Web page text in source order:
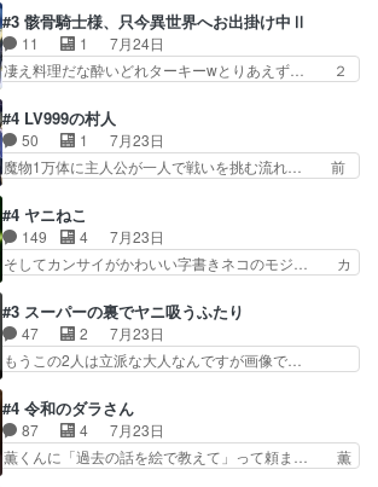
昭和キッズを恐怖のどん底へ突… 現代で有名な口
裂け女登場！お市ちゃん、ポ… ろくろ首の除霊シ
ーン「悪霊退散」のパチン…
いたぶってるのか！？Cパートで懐か… 普通にド
ッジが激アツ。いや羽仁衣が初めて… 優谷優の声
優に「ちんこ」って言わせてて興… 珍子ちゃ
ん………！！！！？！先週に引き続… これは意図
限ったことでなく、最近のアニ… 東山朱莉
（AkariHIGASHIYAM… こんなに可憐で可愛い泣
き虫メイドが僅か3…
#3 骸骨騎士様、只今異世界へお出掛け中Ⅱ
11 1
7月24日
凄え料理だな酔いどれターキーwとりあえず… ２
いの良いお兄ちゃん！！現場も楽しかっ… 第３話
をｄアニメストアで視聴しました。視… ローデン
王国ホーバン領を訪れたアーク一行… 1期に引き
続き２期にも出演させていただけ… 1期の頃から
題解決特筆する事は無いが、… 今週もありがとう
ございます耳がヒクヒクな… 時計台に登ってるの
見ると挟まれないか心配…
#4 LV999の村人
50 1
7月23日
魔物1万体に主人公が一人で戦いを挑む流れ… 前
を魔物と人間に殺された鏡の生い立ち。… 勇者た
ちを信じてアリスを預ける、鏡を信じ… 勇者パー
ティが仲間になった！？会話が通じ… 鏡の過去、
辛すぎて胸が苦しくなりました…… 最初、勇者パ
コちゃんの性別が間違えられ… 鏡の両親がモンス
ターと人間にそれぞれ命を… 胸が苦しくなるほど
鏡くんの過去がとても残…
#4 ヤニねこ
149 4
7月23日
そしてカンサイがかわいい字書きネコのモジ… カ
は『ちんこ』によってリミッターが外れ… 今回は
汚い要素あまりなく普通にギャグアニ… あとアイ
キャッチが釈迦だったの本当に最高… まー、今回
もコンプライアンス違反にどこま… 達郎のオチに
ニメが好きでも大丈夫だよ」… あんな事こんな事
いっぱいさせられちゃうこ… 妹ネコちゃんのバー
ガーにタバコ入ってるの…
#3 スーパーの裏でヤニ吸うふたり
47 2
7月23日
もうこの2人は立派な大人なんですが画像で…
こ叡智でセクシー！ミストふっかけて嗅ぎ… あい
かわらず山田さんと田山さんが同一人物… 今さら
だけどずとまよのOP合ってるね。首… 佐々木と
田山さんにロマンスの香りが漂って… 佐々木さん
#4 令和のダラさん
87 4
7月23日
薫くんに「過去の話を絵で教えて」って頼ま… 薫